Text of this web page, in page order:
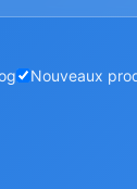
Nouveaux